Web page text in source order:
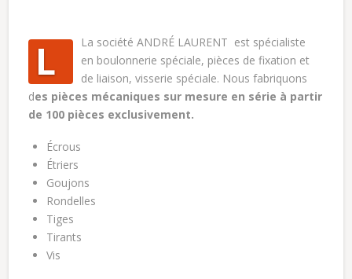
L
La société ANDRÉ LAURENT est spécialiste
en boulonnerie spéciale, pièces de fixation et
de liaison, visserie spéciale. Nous fabriquons
des pièces mécaniques sur mesure en série à partir
de 100 pièces exclusivement.
Écrous
Étriers
Goujons
Rondelles
Tiges
Tirants
Vis